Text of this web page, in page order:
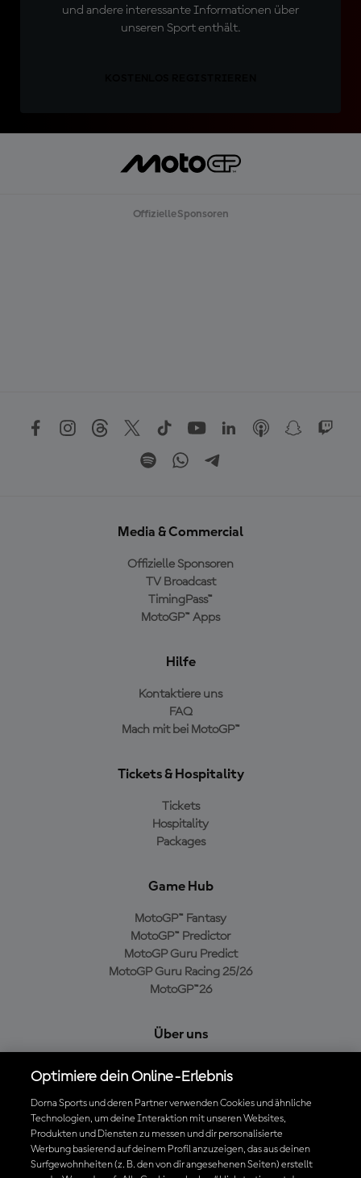
und andere interessante Informationen über
unseren Sport enthält.
Offizielle Sponsoren
Media & Commercial
Offizielle Sponsoren
TV Broadcast
TimingPass™
MotoGP™ Apps
Hilfe
Kontaktiere uns
FAQ
Mach mit bei MotoGP™
Tickets & Hospitality
Tickets
Hospitality
Packages
Game Hub
MotoGP™ Fantasy
MotoGP™ Predictor
MotoGP Guru Predict
MotoGP Guru Racing 25/26
MotoGP™26
Über uns
Cookie-Richtlinien
Geschäftsbedingungen
Datenschutzrichtlinien
Kaufrichtlinie
Optimiere dein Online-Erlebnis
Dorna Sports und deren Partner verwenden Cookies und ähnliche
Technologien, um deine Interaktion mit unseren Websites,
Produkten und Diensten zu messen und dir personalisierte
Werbung basierend auf deinem Profil anzuzeigen, das aus deinen
Surfgewohnheiten (z. B. den von dir angesehenen Seiten) erstellt